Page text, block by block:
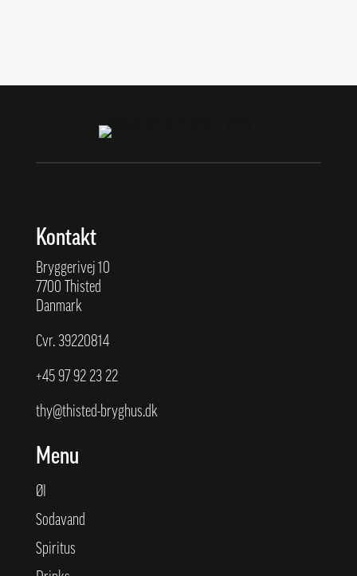
Kontakt
Bryggerivej 10
7700 Thisted
Danmark
Cvr. 39220814
+45 97 92 23 22
thy@thisted-bryghus.dk
Menu
Øl
Sodavand
Spiritus